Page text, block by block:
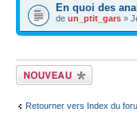
En quoi des
de un_ptit_gars »
Ecrire un nouveau
sujet
Retourner vers Index du